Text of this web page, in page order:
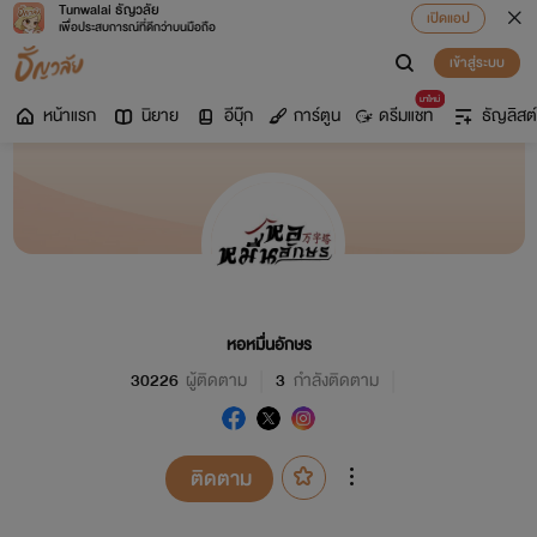
Tunwalai ธัญวลัย
เพื่อประสบการณ์ที่ดีกว่าบนมือถือ
เปิดแอป
เข้าสู่ระบบ
หน้าแรก นิยาย อีบุ๊ก การ์ตูน
มาใหม่
ดรีมแชท ธัญลิสต์
หอหมื่นอักษร
30226 ผู้ติดตาม 3 กำลังติดตาม
ติดตาม